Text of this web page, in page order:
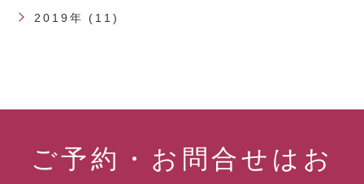
2019年 (11)
ご予約・お問合せはお